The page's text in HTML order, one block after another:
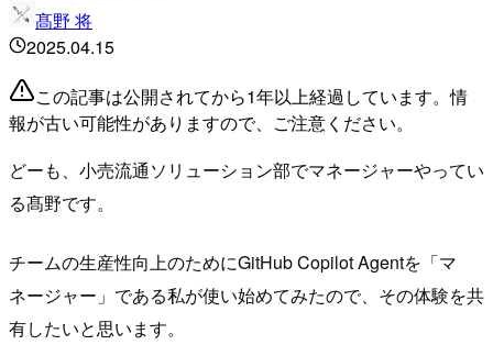
髙野 将
2025.04.15
この記事は公開されてから1年以上経過しています。情
報が古い可能性がありますので、ご注意ください。
どーも、小売流通ソリューション部でマネージャーやってい
る髙野です。
チームの生産性向上のためにGitHub Copilot Agentを「マ
ネージャー」である私が使い始めてみたので、その体験を共
有したいと思います。